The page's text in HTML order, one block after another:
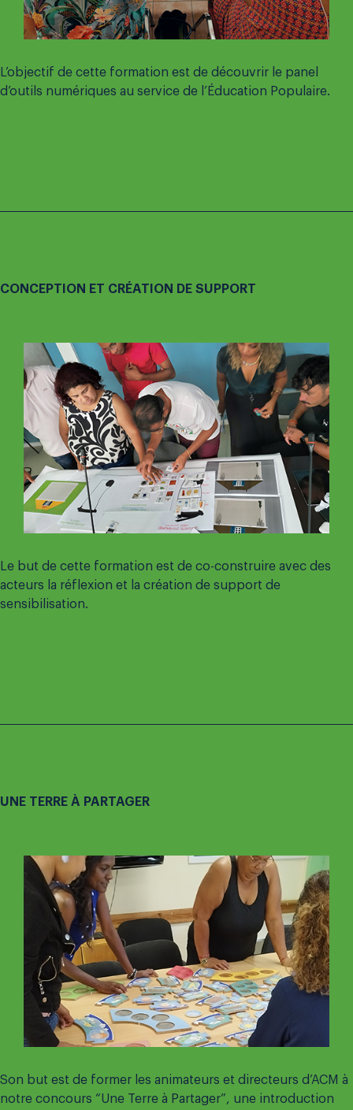
L’objectif de cette formation est de découvrir le panel
d’outils numériques au service de l’Éducation Populaire.
CONCEPTION ET CRÉATION DE SUPPORT
Le but de cette formation est de co-construire avec des
acteurs la réflexion et la création de support de
sensibilisation.
UNE TERRE À PARTAGER
Son but est de former les animateurs et directeurs d’ACM à
notre concours “Une Terre à Partager”, une introduction